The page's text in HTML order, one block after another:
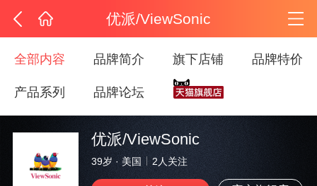
优派/ViewSonic
全部内容 品牌简介 旗下店铺 品牌特价
产品系列 品牌论坛
优派/ViewSonic
39岁 · 美国 2 人关注